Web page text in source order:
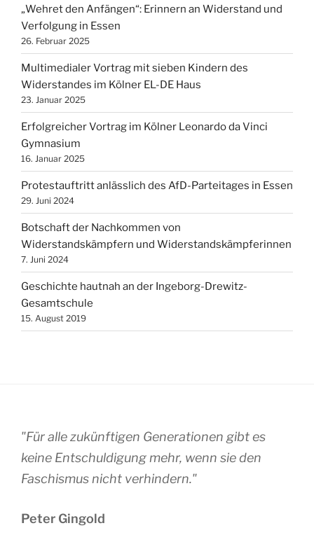
„Wehret den Anfängen“: Erinnern an Widerstand und
Verfolgung in Essen
26. Februar 2025
Multimedialer Vortrag mit sieben Kindern des
Widerstandes im Kölner EL-DE Haus
23. Januar 2025
Erfolgreicher Vortrag im Kölner Leonardo da Vinci
Gymnasium
16. Januar 2025
Protestauftritt anlässlich des AfD-Parteitages in Essen
29. Juni 2024
Botschaft der Nachkommen von
Widerstandskämpfern und Widerstandskämpferinnen
7. Juni 2024
Geschichte hautnah an der Ingeborg-Drewitz-
Gesamtschule
15. August 2019
"Für alle zukünftigen Generationen gibt es
keine Entschuldigung mehr, wenn sie den
Faschismus nicht verhindern."
Peter Gingold